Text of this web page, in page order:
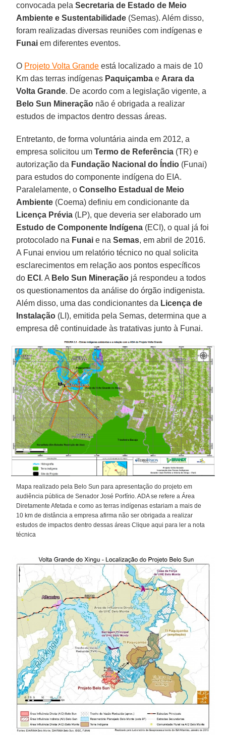
convocada pelaSecretaria de Estado de Meio
Ambiente e Sustentabilidade (Semas). Além disso,
foram realizadas diversas reuniões com indígenas e
Funai em diferentes eventos.
O Projeto Volta Grande está localizado a mais de 10
Km das terras indígenas Paquiçamba e Arara da
Volta Grande. De acordo com a legislação vigente, a
Belo Sun Mineração não é obrigada a realizar
estudos de impactos dentro dessas áreas.
Entretanto, de forma voluntária ainda em 2012, a
empresa solicitou umTermo de Referência (TR) e
autorização da Fundação Nacional do Índio (Funai)
para estudos do componente indígena do EIA.
Paralelamente, oConselho Estadual de Meio
Ambiente (Coema) definiu em condicionante da
Licença Prévia (LP), que deveria ser elaborado um
Estudo de Componente Indígena (ECI), o qual já foi
protocolado na Funai e naSemas, em abril de 2016.
A Funai enviou um relatório técnico no qual solicita
esclarecimentos em relação aos pontos específicos
do ECI . A Belo Sun Mineração já respondeu a todos
os questionamentos da análise do órgão indigenista.
Além disso, uma das condicionantes da Licença de
Instalação (LI), emitida pela Semas, determina que a
empresa dê continuidade às tratativas junto à Funai.
Mapa realizado pela Belo Sun para apresentação do projeto em
audiência pública de Senador José Porfírio. ADA se refere a Área
Diretamente Afetada e como as terras indígenas estariam a mais de
10 km de distância a empresa afirma não ser obrigada a realizar
estudos de impactos dentro dessas áreas Clique aqui para ler a nota
técnica